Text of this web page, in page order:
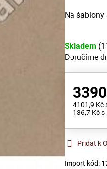
Na šablony
Skladem (
Doručíme
4101,9 Kč
136,7 Kč s
Přidat k
Import kód: